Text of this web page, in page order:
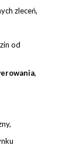
zleceń,
od
,